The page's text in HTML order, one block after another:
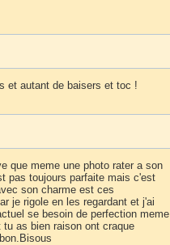
et autant de baisers et toc !
que meme une photo rater a son
pas toujours parfaite mais c'est
son charme est ces
je rigole en les regardant et j'ai
se besoin de perfection meme
as bien raison ont craque